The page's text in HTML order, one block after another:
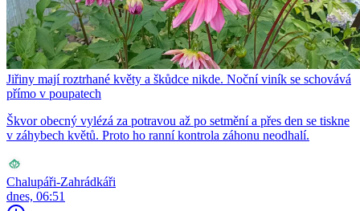
Jiřiny mají roztrhané květy a škůdce nikde. Noční viník se schovává
přímo v poupatech
Škvor obecný vylézá za potravou až po setmění a přes den se tiskne
v záhybech květů. Proto ho ranní kontrola záhonu neodhalí.
Chalupáři-Zahrádkáři
dnes, 06:51